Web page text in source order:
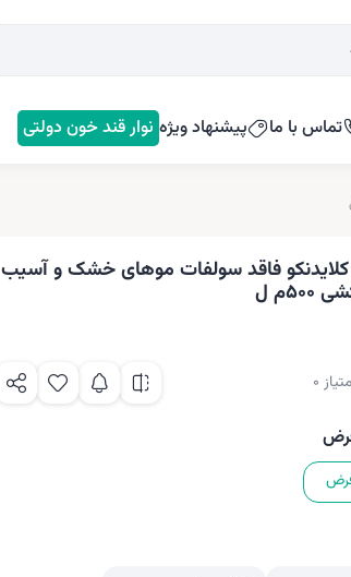
تماس با ما پیشنهاد ویژه نوار قند خون دولتی
فاقد سولفات موهای خشک و آسیب
ل
0